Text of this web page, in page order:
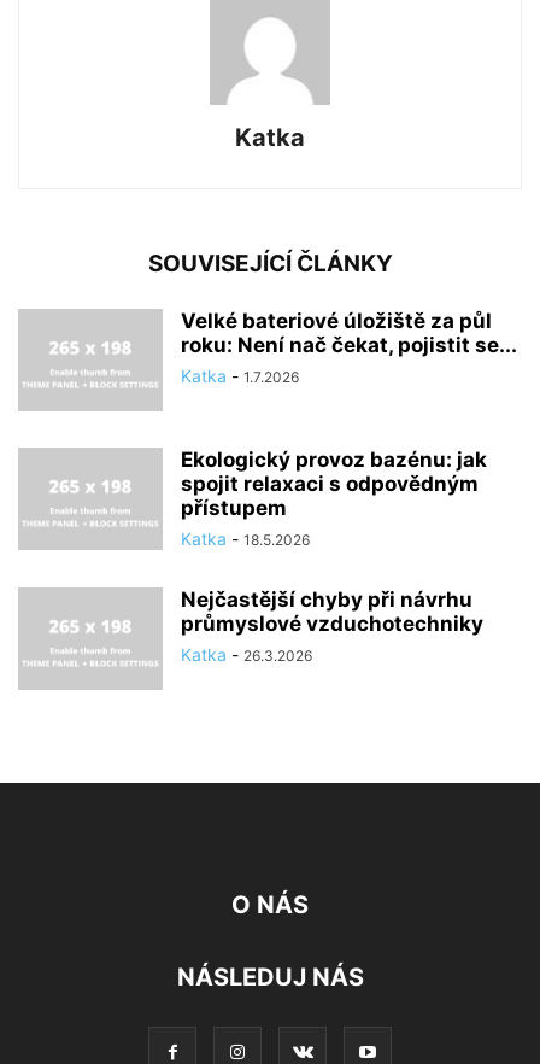
Katka
SOUVISEJÍCÍ ČLÁNKY
Velké bateriové úložiště za půl
roku: Není nač čekat, pojistit se...
Katka - 1.7.2026
Ekologický provoz bazénu: jak
spojit relaxaci s odpovědným
přístupem
Katka - 18.5.2026
Nejčastější chyby při návrhu
průmyslové vzduchotechniky
Katka - 26.3.2026
O NÁS
NÁSLEDUJ NÁS